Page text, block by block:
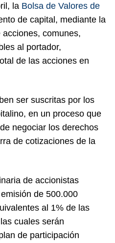
la Bolsa de Valores de
de capital, mediante la
comunes,
al portador,
de las acciones en
ser suscritas por los
en un proceso que
negociar los derechos
de cotizaciones de la
de accionistas
de 500.000
al 1% de las
cuales serán
de participación